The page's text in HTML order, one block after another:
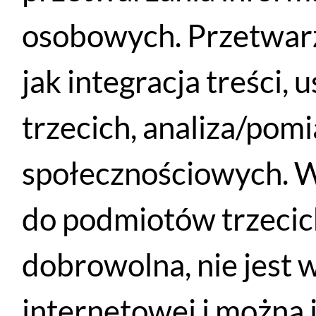
PRZETESTUJ I DOPASUJ
SERWIS
CENTRUM SPORTOWO-REKREACYJNE
O NAS
REGULAMIN
POLITYKA
PŁATNOŚCI
ZWROTY
osobowych.
jak integracja treści,
trzecich, analiza/
społecznościowych.
do podmiotów
dobrowolna, nie jest